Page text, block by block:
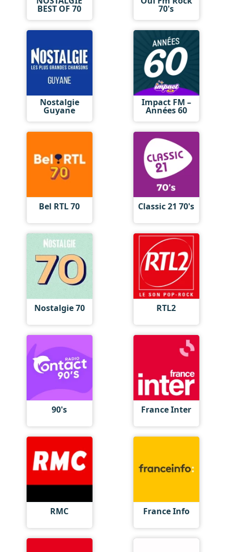
BEST OF 70 70's
Nostalgie
Guyane
Impact FM –
Années 60
Bel RTL 70 Classic 21 70's
Nostalgie 70 RTL2
90's France Inter
RMC France Info